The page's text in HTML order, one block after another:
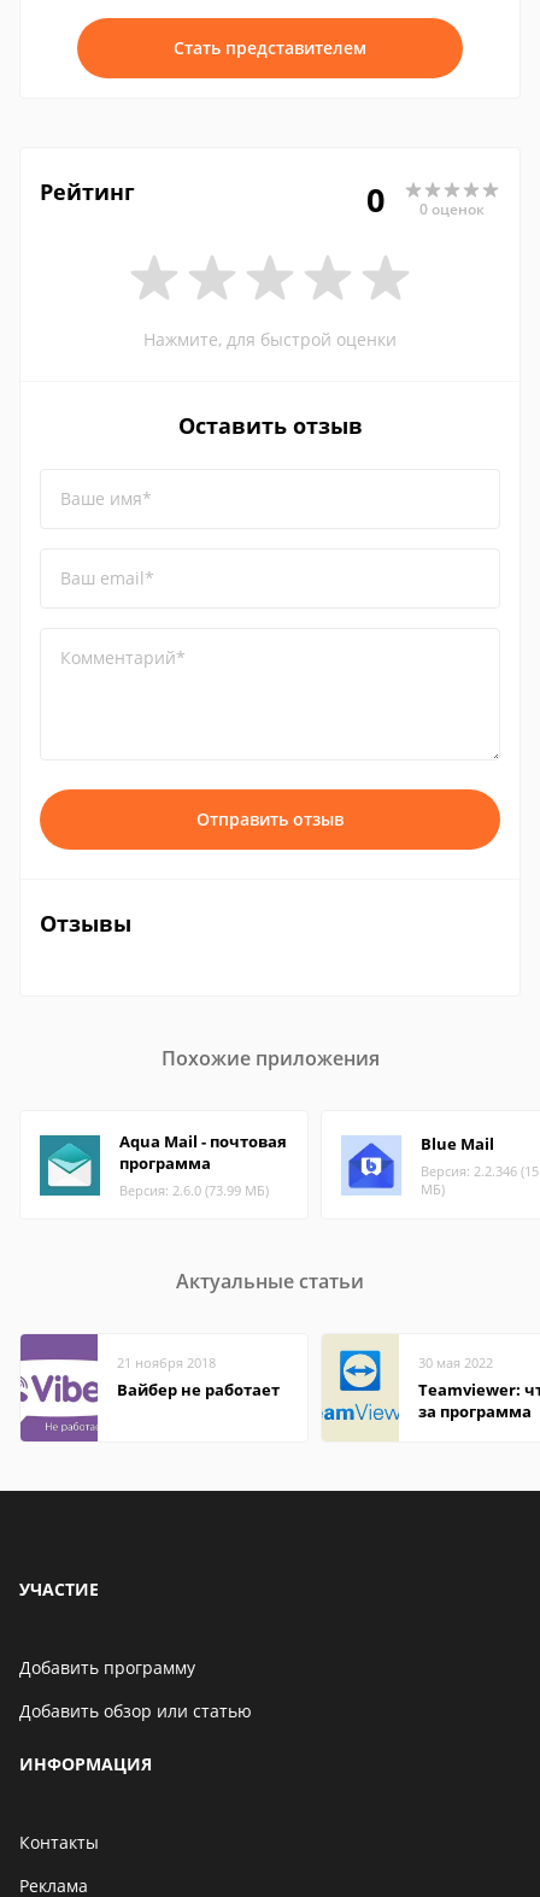
Стать представителем
Рейтинг 0 0 оценок
Нажмите, для быстрой оценки
Оставить отзыв
Ваше имя*
Ваш email*
Комментарий*
Отправить отзыв
Отзывы
Похожие приложения
Aqua Mail - почтовая
программа
Версия: 2.6.0 (73.99 МБ)
Blue Mail
Версия: 2.2.346
МБ)
Актуальные статьи
21 ноября 2018
Вайбер не работает
30 мая 2022
Teamviewer:
за программа
УЧАСТИЕ
Добавить программу
Добавить обзор или статью
ИНФОРМАЦИЯ
Контакты
Реклама